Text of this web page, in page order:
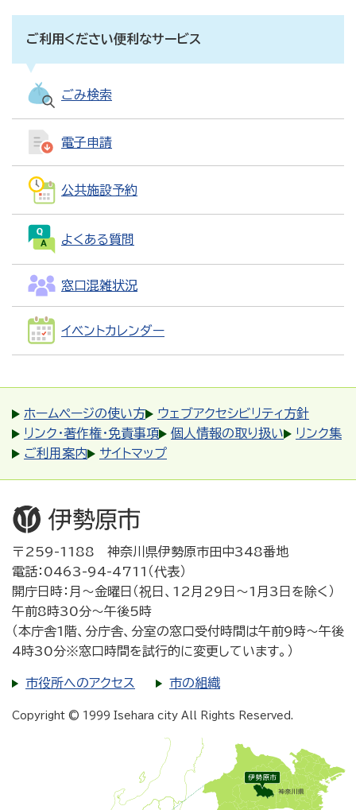
ご利用ください便利なサービス
ごみ検索
電子申請
公共施設予約
よくある質問
窓口混雑状況
イベントカレンダー
ホームページの使い方
ウェブアクセシビリティ方針
リンク・著作権・免責事項
個人情報の取り扱い
リンク集
ご利用案内
サイトマップ
〒259-1188 神奈川県伊勢原市田中348番地
電話：0463-94-4711（代表）
開庁日時：月～金曜日（祝日、12月29日～1月3日を除く）
午前8時30分～午後5時
（本庁舎1階、分庁舎、分室の窓口受付時間は午前9時～午後
4時30分※窓口時間を試行的に変更しています。）
市役所へのアクセス 市の組織
Copyright © 1999 Isehara city All Rights Reserved.